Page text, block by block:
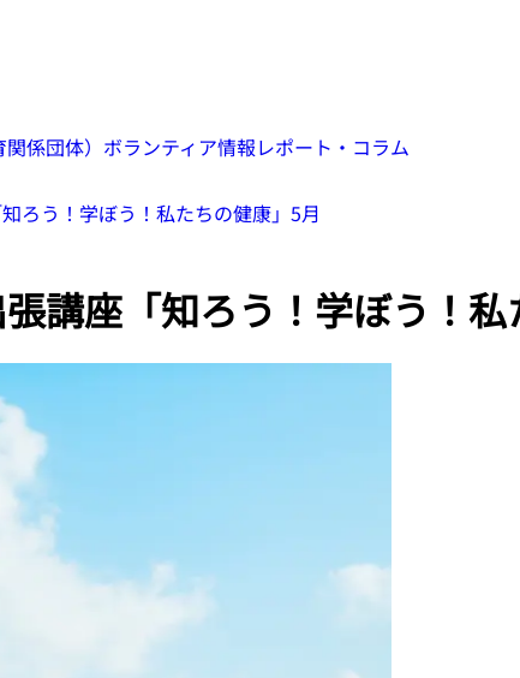
係団体） ボランティア情報レポート・コラム
ろう！学ぼう！私たちの健康」5月
講座「知ろう！学ぼう！